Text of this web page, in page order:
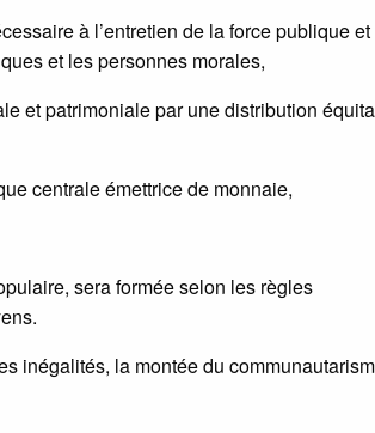
à l’entretien de la force publique
et les personnes morales,
et patrimoniale par une distribution
centrale émettrice de monnaie,
sera formée selon les règles
inégalités, la montée du